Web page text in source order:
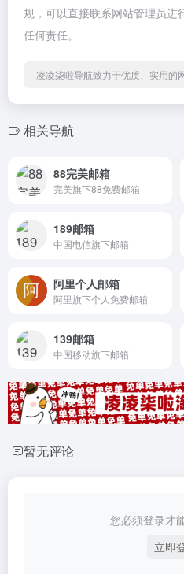
规，可以直接联系网站管理员进
任何责任。
凌凌柒啦导航致力于优质、实用的
相关导航
88完美邮箱
完美旗下88免费邮箱
189邮箱
中国电信旗下邮箱
阿里个人邮箱
阿里旗下个人免费邮箱
139邮箱
中国移动旗下邮箱
暂无评论
您必须登录才
立即